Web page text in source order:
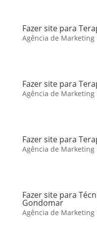
Fazer site para
Agência de
Fazer site para
Agência de
Fazer site para
Agência de
Fazer site para
Gondomar
Agência de